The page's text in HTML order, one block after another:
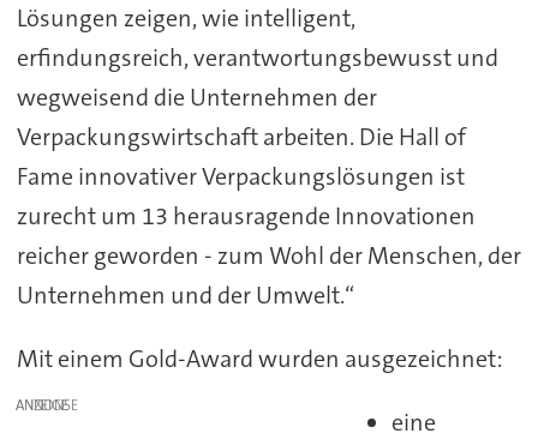
Lösungen zeigen, wie intelligent,
erfindungsreich, verantwortungsbewusst und
wegweisend die Unternehmen der
Verpackungswirtschaft arbeiten. Die Hall of
Fame innovativer Verpackungslösungen ist
zurecht um 13 herausragende Innovationen
reicher geworden - zum Wohl der Menschen, der
Unternehmen und der Umwelt.“
Mit einem Gold-Award wurden ausgezeichnet:
ANZEIGE
eine